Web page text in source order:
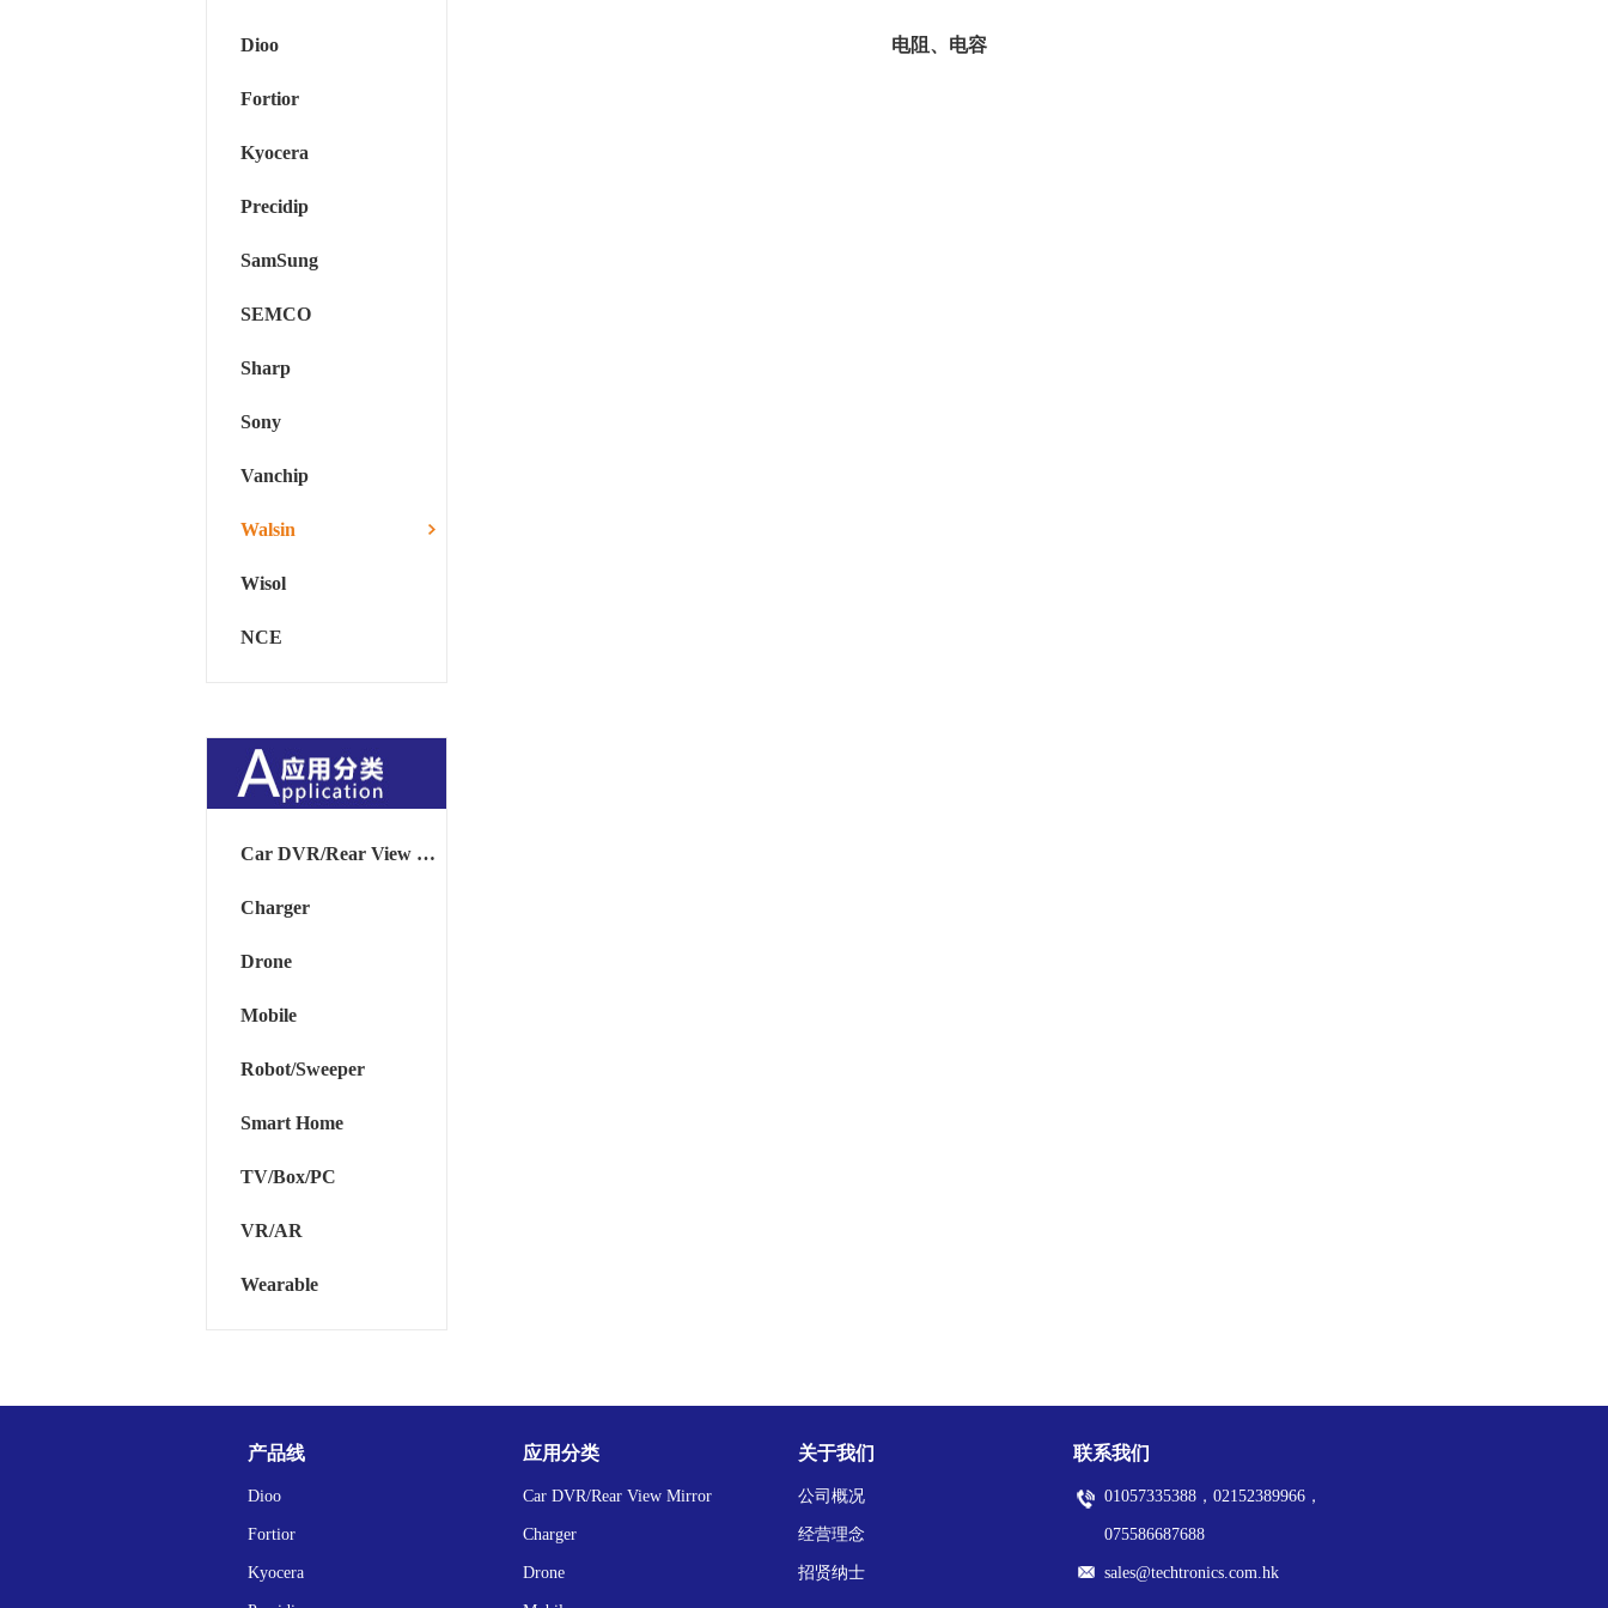
Dioo
Fortior
Kyocera
Precidip
SamSung
SEMCO
Sharp
Sony
Vanchip
Walsin
Wisol
NCE
Car DVR/Rear View Mirror
Charger
Drone
Mobile
Robot/Sweeper
Smart Home
TV/Box/PC
VR/AR
Wearable
电阻、电容
产品线
Dioo
Fortior
Kyocera
应用分类
Car DVR/Rear View Mirror
Charger
Drone
关于我们
公司概况
经营理念
招贤纳士
联系我们
01057335388，02152389966，
075586687688
sales@techtronics.com.hk